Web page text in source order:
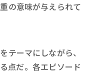
の意味が与えられて
テーマにしながら、
点だ。各エピソード